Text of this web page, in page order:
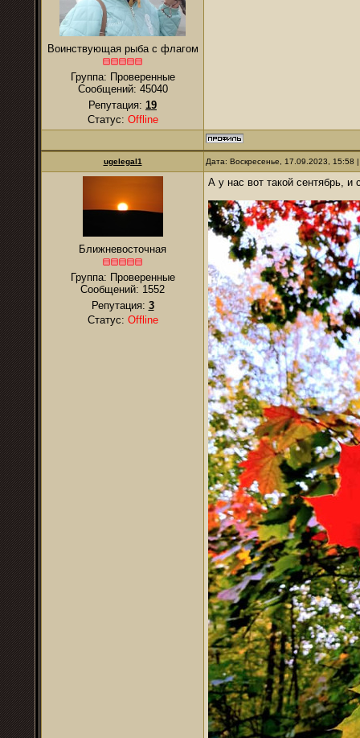
Воинствующая рыба с флагом
Группа: Проверенные
Сообщений: 45040
Репутация: 19
Статус: Offline
ugelegal1 Дата: Воскресенье, 17.09.2023,
Ближневосточная
Группа: Проверенные
Сообщений: 1552
Репутация: 3
Статус: Offline
А у нас вот такой сентябрь,